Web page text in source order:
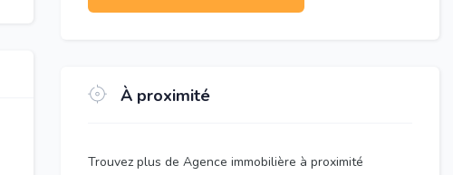
À proximité
Trouvez plus de Agence immobilière à proximité